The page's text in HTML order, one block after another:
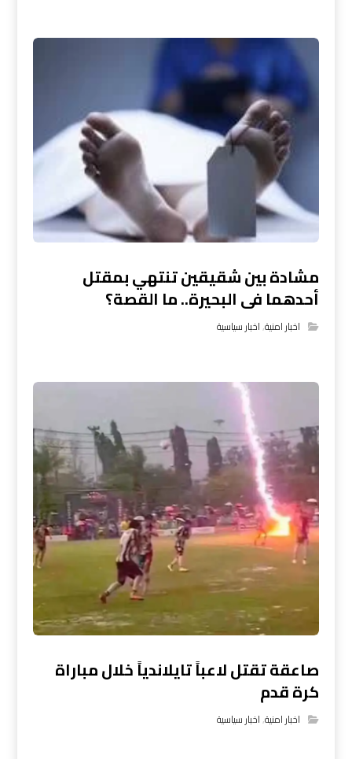
مشادة بين شقيقين تنتهي بمقتل
أحدهما فى البحيرة.. ما القصة؟
اخبار امنية,اخبار سياسية
صاعقة تقتل لاعباً تايلاندياً خلال مباراة
كرة قدم
اخبار امنية,اخبار سياسية